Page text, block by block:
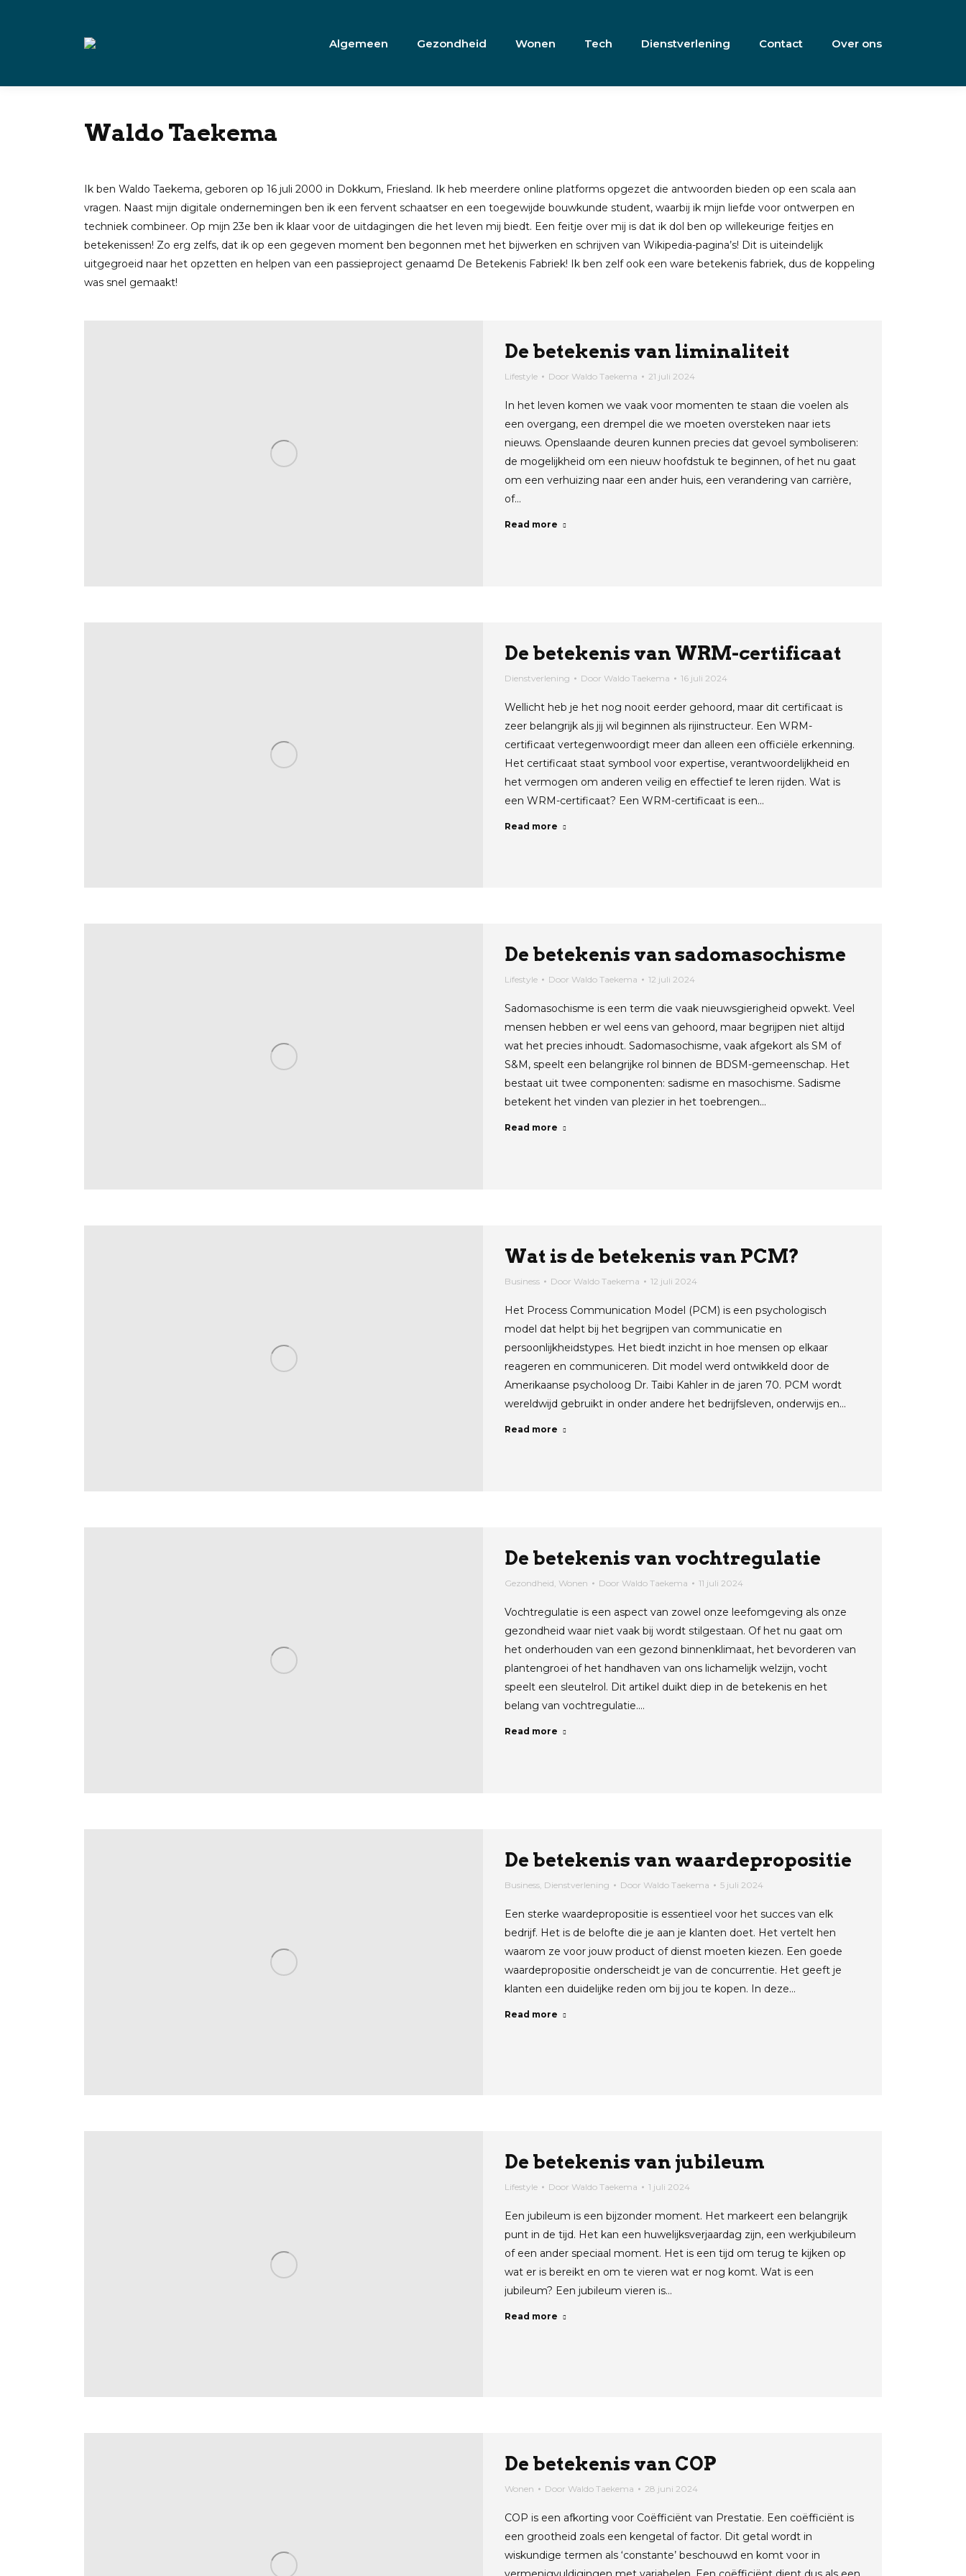
Algemeen Gezondheid Wonen Tech Dienstverlening Contact Over ons
Waldo Taekema
Ik ben Waldo Taekema, geboren op 16 juli 2000 in Dokkum, Friesland. Ik heb meerdere online platforms opgezet die antwoorden bieden op een scala aan
vragen. Naast mijn digitale ondernemingen ben ik een fervent schaatser en een toegewijde bouwkunde student, waarbij ik mijn liefde voor ontwerpen en
techniek combineer. Op mijn 23e ben ik klaar voor de uitdagingen die het leven mij biedt. Een feitje over mij is dat ik dol ben op willekeurige feitjes en
betekenissen! Zo erg zelfs, dat ik op een gegeven moment ben begonnen met het bijwerken en schrijven van Wikipedia-pagina’s! Dit is uiteindelijk
uitgegroeid naar het opzetten en helpen van een passieproject genaamd De Betekenis Fabriek! Ik ben zelf ook een ware betekenis fabriek, dus de koppeling
was snel gemaakt!
De betekenis van liminaliteit
Lifestyle Door Waldo Taekema 21 juli 2024
In het leven komen we vaak voor momenten te staan die voelen als
een overgang, een drempel die we moeten oversteken naar iets
nieuws. Openslaande deuren kunnen precies dat gevoel symboliseren:
de mogelijkheid om een nieuw hoofdstuk te beginnen, of het nu gaat
om een verhuizing naar een ander huis, een verandering van carrière,
of…
Read more
De betekenis van WRM-certificaat
Dienstverlening Door Waldo Taekema 16 juli 2024
Wellicht heb je het nog nooit eerder gehoord, maar dit certificaat is
zeer belangrijk als jij wil beginnen als rijinstructeur. Een WRM-
certificaat vertegenwoordigt meer dan alleen een officiële erkenning.
Het certificaat staat symbool voor expertise, verantwoordelijkheid en
het vermogen om anderen veilig en effectief te leren rijden. Wat is
een WRM-certificaat? Een WRM-certificaat is een…
Read more
De betekenis van sadomasochisme
Lifestyle Door Waldo Taekema 12 juli 2024
Sadomasochisme is een term die vaak nieuwsgierigheid opwekt. Veel
mensen hebben er wel eens van gehoord, maar begrijpen niet altijd
wat het precies inhoudt. Sadomasochisme, vaak afgekort als SM of
S&M, speelt een belangrijke rol binnen de BDSM-gemeenschap. Het
bestaat uit twee componenten: sadisme en masochisme. Sadisme
betekent het vinden van plezier in het toebrengen…
Read more
Wat is de betekenis van PCM?
Business Door Waldo Taekema 12 juli 2024
Het Process Communication Model (PCM) is een psychologisch
model dat helpt bij het begrijpen van communicatie en
persoonlijkheidstypes. Het biedt inzicht in hoe mensen op elkaar
reageren en communiceren. Dit model werd ontwikkeld door de
Amerikaanse psycholoog Dr. Taibi Kahler in de jaren 70. PCM wordt
wereldwijd gebruikt in onder andere het bedrijfsleven, onderwijs en…
Read more
De betekenis van vochtregulatie
Gezondheid, Wonen Door Waldo Taekema 11 juli 2024
Vochtregulatie is een aspect van zowel onze leefomgeving als onze
gezondheid waar niet vaak bij wordt stilgestaan. Of het nu gaat om
het onderhouden van een gezond binnenklimaat, het bevorderen van
plantengroei of het handhaven van ons lichamelijk welzijn, vocht
speelt een sleutelrol. Dit artikel duikt diep in de betekenis en het
belang van vochtregulatie.…
Read more
De betekenis van waardepropositie
Business, Dienstverlening Door Waldo Taekema 5 juli 2024
Een sterke waardepropositie is essentieel voor het succes van elk
bedrijf. Het is de belofte die je aan je klanten doet. Het vertelt hen
waarom ze voor jouw product of dienst moeten kiezen. Een goede
waardepropositie onderscheidt je van de concurrentie. Het geeft je
klanten een duidelijke reden om bij jou te kopen. In deze…
Read more
De betekenis van jubileum
Lifestyle Door Waldo Taekema 1 juli 2024
Een jubileum is een bijzonder moment. Het markeert een belangrijk
punt in de tijd. Het kan een huwelijksverjaardag zijn, een werkjubileum
of een ander speciaal moment. Het is een tijd om terug te kijken op
wat er is bereikt en om te vieren wat er nog komt. Wat is een
jubileum? Een jubileum vieren is…
Read more
De betekenis van COP
Wonen Door Waldo Taekema 28 juni 2024
COP is een afkorting voor Coëfficiënt van Prestatie. Een coëfficiënt is
een grootheid zoals een kengetal of factor. Dit getal wordt in
wiskundige termen als ‘constante’ beschouwd en komt voor in